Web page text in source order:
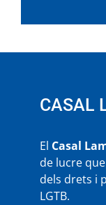
CASAL
El Casal
de lucre
dels drets i
LGTB.